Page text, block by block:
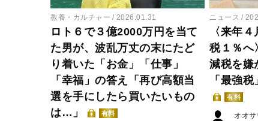
教養・カルチャー 2026.01.31
ロト６で３億2000万円を当て
た男が、波乱万丈の末にたど
り着いた「お金」「仕事」
「幸福」の答え「再び高額当
選を手にしたら買いたいもの
は…」
有料
ニュース
〈来年
税１％へ
減税を
「最強
有料
オオ